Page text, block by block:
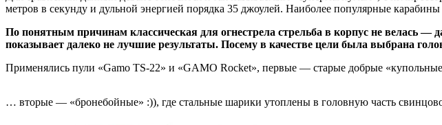
метров в секунду и дульной энергией порядка 35 джоулей. Наиболее популярные
По понятным причинам классическая для огнестрела стрельба в корпус не велась —
показывает далеко не лучшие результаты. Посему в качестве цели была выбрана
Применялись пули «Gamo TS-22» и «GAMO Rocket», первые — старые добрые
… вторые — «бронебойные» :)), где стальные шарики утоплены в головную часть